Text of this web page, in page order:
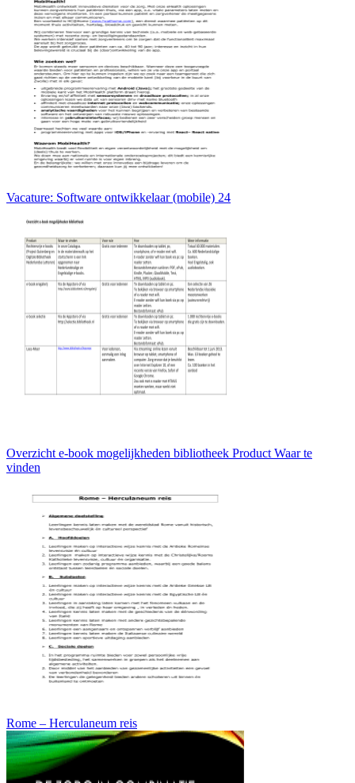
Vacature: Software ontwikkelaar (mobile) 24
Overzicht e-book mogelijkheden bibliotheek Product Waar te
vinden
Rome – Herculaneum reis